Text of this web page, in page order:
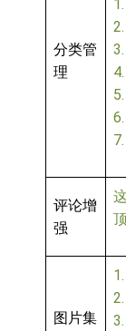
分类管
理
评论增
强
图片集